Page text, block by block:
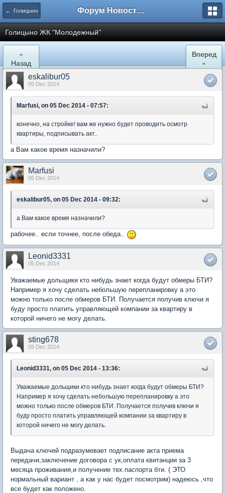
← Голицыно Форум Новостройки
Голицыно ЖК "Молодежный"
«
Назад
Вперед
»
eskalibur05
05 Dec 2014
Marfusi, on 05 Dec 2014 - 07:57:
конечно, на стройке! вам же нужно будет проводить осмотр
квартиры, подписывать акт..
а Вам какое время назначили?
Marfusi
05 Dec 2014
eskalibur05, on 05 Dec 2014 - 09:32:
а Вам какое время назначили?
рабочее.. если точнее, после обеда..
Leonid3331
05 Dec 2014
Уважаемые дольщики кто нибудь знает когда будут обмеры БТИ?
Например я хочу сделать небольшую перепланировку а это
можно только после обмеров БТИ. Получается получив ключи я
буду просто платить управляющей компании за квартиру в
которой ничего не могу делать.
sting678
05 Dec 2014
Leonid3331, on 05 Dec 2014 - 13:36:
Уважаемые дольщики кто нибудь знает когда будут обмеры БТИ?
Например я хочу сделать небольшую перепланировку а это
можно только после обмеров БТИ. Получается получив ключи я
буду просто платить управляющей компании за квартиру в
которой ничего не могу делать.
Выдача ключей подразумевает подписание акта приема
передачи,заключение договора с ук,оплата квитанции за 3
месяца проживания,и получение тех.паспорта бти. ( ЭТО
нормальный вариант , а как у нас будет посмотрим) надеюсь ,что
все будет как положено.